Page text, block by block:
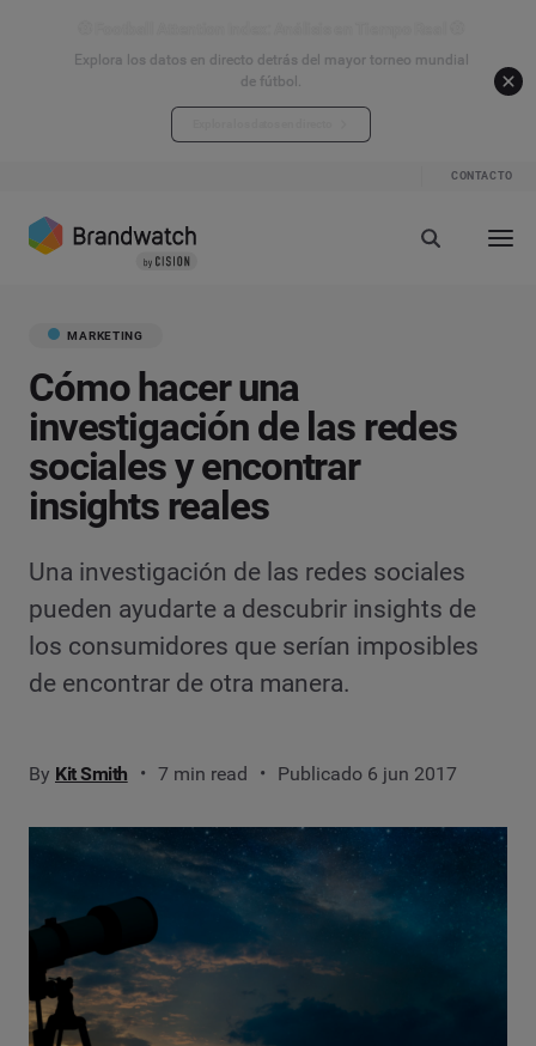
Explora los datos en directo detrás del mayor torneo mundial
de fútbol.
CONTACTO
MARKETING
Cómo hacer una
investigación de las redes
sociales y encontrar
insights reales
Una investigación de las redes sociales
pueden ayudarte a descubrir insights de
los consumidores que serían imposibles
de encontrar de otra manera.
By Kit Smith 7 min read Publicado 6 jun 2017